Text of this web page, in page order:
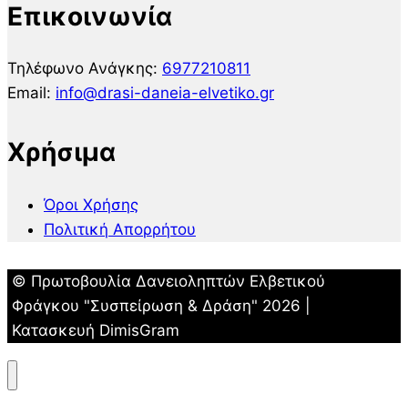
Επικοινωνία
Τηλέφωνο Ανάγκης: 6977210811
Email: info@drasi-daneia-elvetiko.gr
Χρήσιμα
Όροι Χρήσης
Πολιτική Απορρήτου
© Πρωτοβουλία Δανειοληπτών Ελβετικού
Φράγκου "Συσπείρωση & Δράση" 2026 |
Κατασκευή DimisGram